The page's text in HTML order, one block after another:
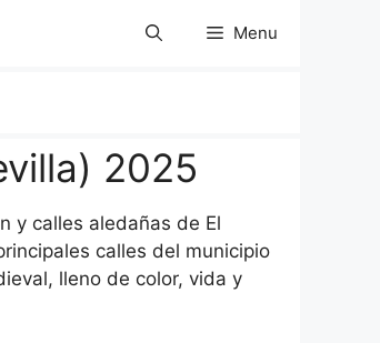
Menu
2025
y calles aledañas de El
calles del municipio
lleno de color, vida y